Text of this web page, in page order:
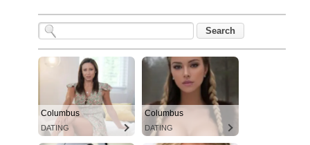
Columbus
DATING
Columbus
DATING